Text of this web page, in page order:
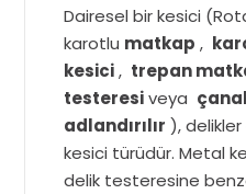
Dairesel bir kesici
karotlu matkap ,
kesici, trepan
testeresiveya
adlandırılır ),
kesici türüdür. Metal
delik testeresine